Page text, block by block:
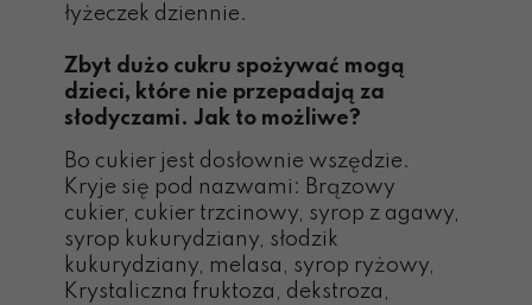
łyżeczek dziennie.
Zbyt dużo cukru spożywać mogą
dzieci, które nie przepadają za
słodyczami. Jak to możliwe?
Bo cukier jest dosłownie wszędzie.
Kryje się pod nazwami: Brązowy
cukier, cukier trzcinowy, syrop z agawy,
syrop kukurydziany, słodzik
kukurydziany, melasa, syrop ryżowy,
Krystaliczna fruktoza, dekstroza,